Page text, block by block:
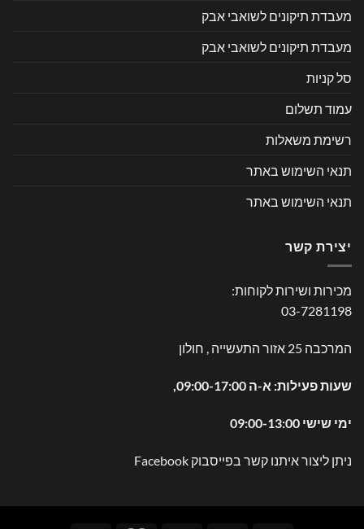
מעבדת תיקונים לשואבי אבק
מעבדת תיקונים לשואבי אבק
סל קניות
עמוד תשלום
רשימת משאלות
תנאי השימוש באתר
תנאי השימוש באתר
יצירת קשר
מכירות ושירות לקוחות:
03-7281198
המרכבה 25 אזור התעשייה , חולון
שעות פעילות: א-ה 09:00-17:00,
ימי שישי 09:00-13:00
ניתן ליצור איתנו קשר בפייסבוק Facebook